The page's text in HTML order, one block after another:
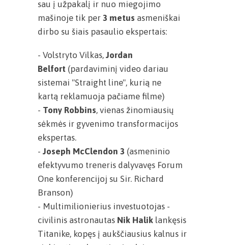
sau į užpakalį ir nuo miegojimo
mašinoje tik per 3 metus asmeniškai
dirbo su šiais pasaulio ekspertais:
- Volstryto Vilkas, Jordan
Belfort (pardaviminį video dariau
sistemai "Straight line", kurią ne
kartą reklamuoja pačiame filme)
- Tony Robbins, vienas žinomiausių
sėkmės ir gyvenimo transformacijos
ekspertas.
- Joseph McClendon 3 (asmeninio
efektyvumo treneris dalyvavęs Forum
One konferencijoj su Sir. Richard
Branson)
- Multimilionierius investuotojas -
civilinis astronautas Nik Halik lankęsis
Titanike, kopęs į aukščiausius kalnus ir